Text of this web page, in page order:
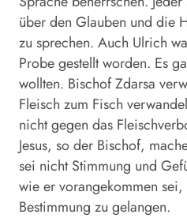
über den Glauben und die
zu sprechen. Auch Ulrich
Probe gestellt worden. Es
wollten. Bischof Zdarsa
Fleisch zum Fisch
nicht gegen das
Jesus, so der Bischof,
sei nicht Stimmung und
wie er vorangekommen
Bestimmung zu gelangen.